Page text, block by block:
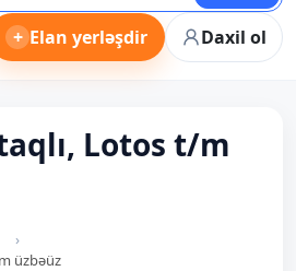
+ Elan yerləşdir Daxil ol
Lotos t/m
üzbəüz